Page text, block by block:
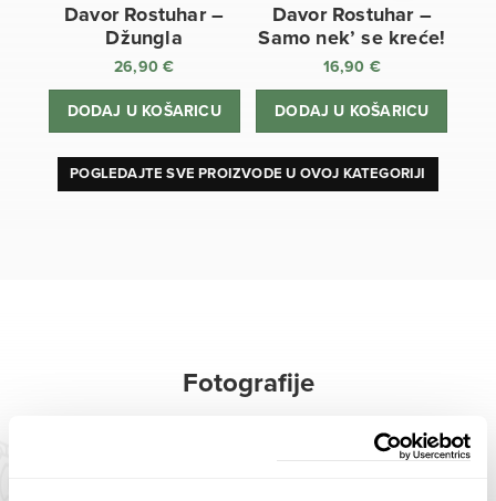
Davor Rostuhar –
Džungla
26,90€
DODAJ U KOŠARICU
Davor Rostuhar –
Samo nek’ se kreće!
16,90 €
DODAJ U KOŠARICU
POGLEDAJTE SVE PROIZVODE U OVOJ KATEGORIJI
Fotografije